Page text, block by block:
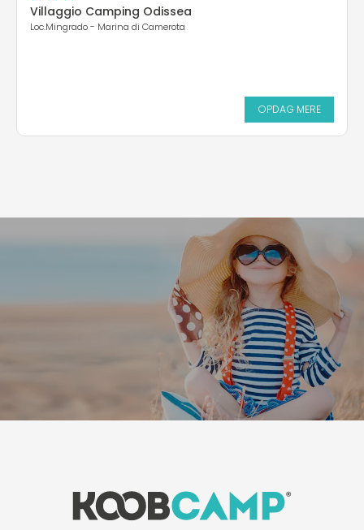
Villaggio Camping Odissea
Loc.Mingrado - Marina di Camerota
OPDAG MERE